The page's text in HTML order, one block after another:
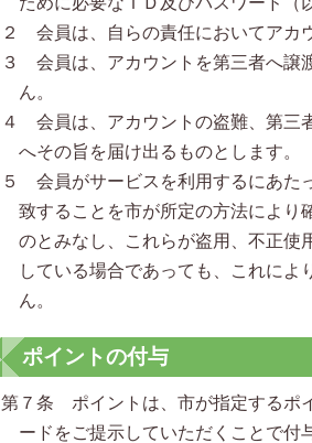
２ 会員は、自らの責任においてアカ
３ 会員は、アカウントを第三者へ譲
ん。
４ 会員は、アカウントの盗難、第三
へその旨を届け出るものとします。
５ 会員がサービスを利用するにあた
致することを市が所定の方法により
のとみなし、これらが盗用、不正使
している場合であっても、これによ
ん。
ポイントの付与
第７条 ポイントは、市が指定するポ
ードをご提示していただくことで付